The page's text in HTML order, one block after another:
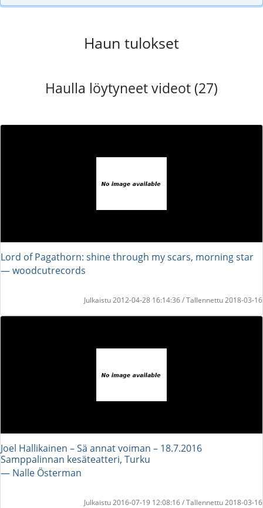
Haun tulokset
Haulla löytyneet videot (27)
Lord of Pagathorn: shine through my scars, morning star
― woodcutrecords
Julkaistu 2012-04-28 16:14:36 / Tallennettu 2018-03-16
Joel Hallikainen – Sä annat voiman – 18.7.2016
Samppalinnan kesäteatteri, Turku
― Nalle Österman
Julkaistu 2016-07-19 12:08:16 / Tallennettu 2018-03-16